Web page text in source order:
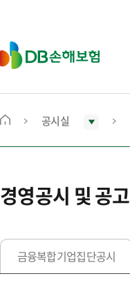
D
B
보
메
으
로
동
공시실
경영공시 및 공고
금융복합기업집단공시